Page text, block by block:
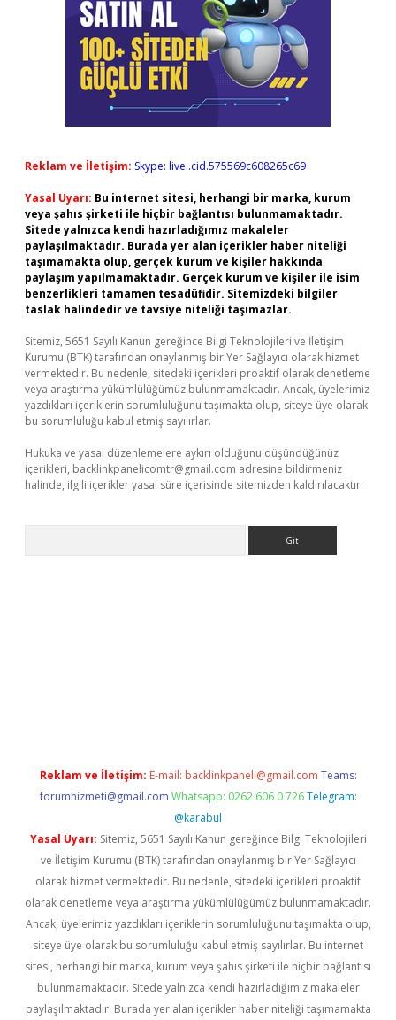
Reklam ve İletişim: Skype: live:.cid.575569c608265c69
Yasal Uyarı: Bu internet sitesi, herhangi bir marka, kurum
veya şahıs şirketi ile hiçbir bağlantısı bulunmamaktadır.
Sitede yalnızca kendi hazırladığımız makaleler
paylaşılmaktadır. Burada yer alan içerikler haber niteliği
taşımamakta olup, gerçek kurum ve kişiler hakkında
paylaşım yapılmamaktadır. Gerçek kurum ve kişiler ile isim
benzerlikleri tamamen tesadüfidir. Sitemizdeki bilgiler
taslak halindedir ve tavsiye niteliği taşımazlar.
Sitemiz, 5651 Sayılı Kanun gereğince Bilgi Teknolojileri ve İletişim
Kurumu (BTK) tarafından onaylanmış bir Yer Sağlayıcı olarak hizmet
vermektedir. Bu nedenle, sitedeki içerikleri proaktif olarak denetleme
veya araştırma yükümlülüğümüz bulunmamaktadır. Ancak, üyelerimiz
yazdıkları içeriklerin sorumluluğunu taşımakta olup, siteye üye olarak
bu sorumluluğu kabul etmiş sayılırlar.
Hukuka ve yasal düzenlemelere aykırı olduğunu düşündüğünüz
içerikleri, backlinkpanelicomtr@gmail.com adresine bildirmeniz
halinde, ilgili içerikler yasal süre içerisinde sitemizden kaldırılacaktır.
Reklam ve İletişim: E-mail: backlinkpaneli@gmail.com Teams:
forumhizmeti@gmail.com Whatsapp: 0262 606 0 726 Telegram:
@karabul
Yasal Uyarı: Sitemiz, 5651 Sayılı Kanun gereğince Bilgi Teknolojileri
ve İletişim Kurumu (BTK) tarafından onaylanmış bir Yer Sağlayıcı
olarak hizmet vermektedir. Bu nedenle, sitedeki içerikleri proaktif
olarak denetleme veya araştırma yükümlülüğümüz bulunmamaktadır.
Ancak, üyelerimiz yazdıkları içeriklerin sorumluluğunu taşımakta olup,
siteye üye olarak bu sorumluluğu kabul etmiş sayılırlar. Bu internet
sitesi, herhangi bir marka, kurum veya şahıs şirketi ile hiçbir bağlantısı
bulunmamaktadır. Sitede yalnızca kendi hazırladığımız makaleler
paylaşılmaktadır. Burada yer alan içerikler haber niteliği taşımamakta